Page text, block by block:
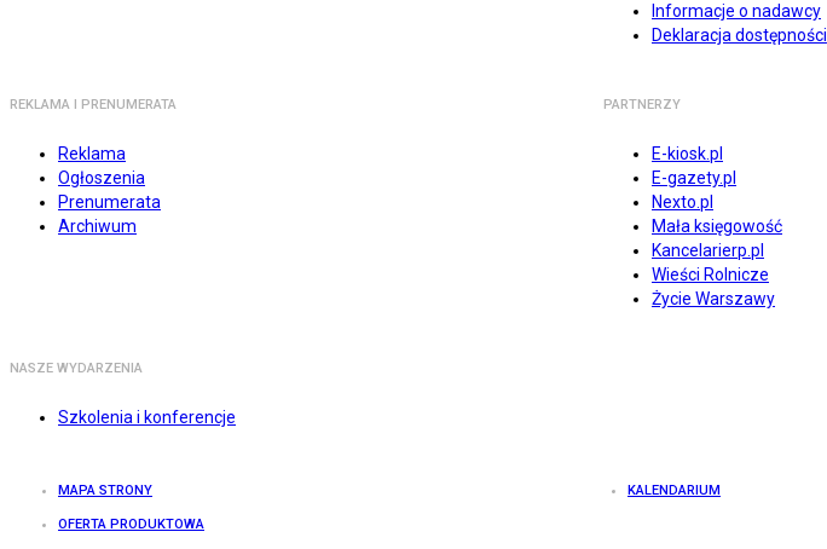
Informacje o nadawcy
Deklaracja dostępności
REKLAMA I PRENUMERATA
Reklama
Ogłoszenia
Prenumerata
Archiwum
PARTNERZY
E-kiosk.pl
E-gazety.pl
Nexto.pl
Mała księgowość
Kancelarierp.pl
Wieści Rolnicze
Życie Warszawy
NASZE WYDARZENIA
Szkolenia i konferencje
MAPA STRONY KALENDARIUM
OFERTA PRODUKTOWA